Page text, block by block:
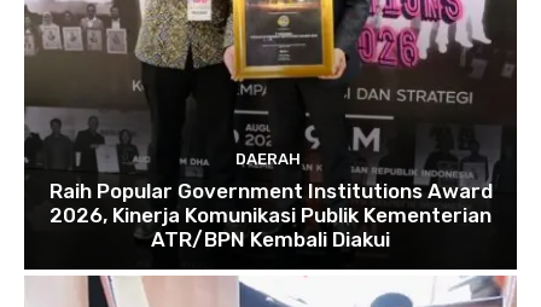
DAERAH
Raih Popular Government Institutions Award
2026, Kinerja Komunikasi Publik Kementerian
ATR/BPN Kembali Diakui